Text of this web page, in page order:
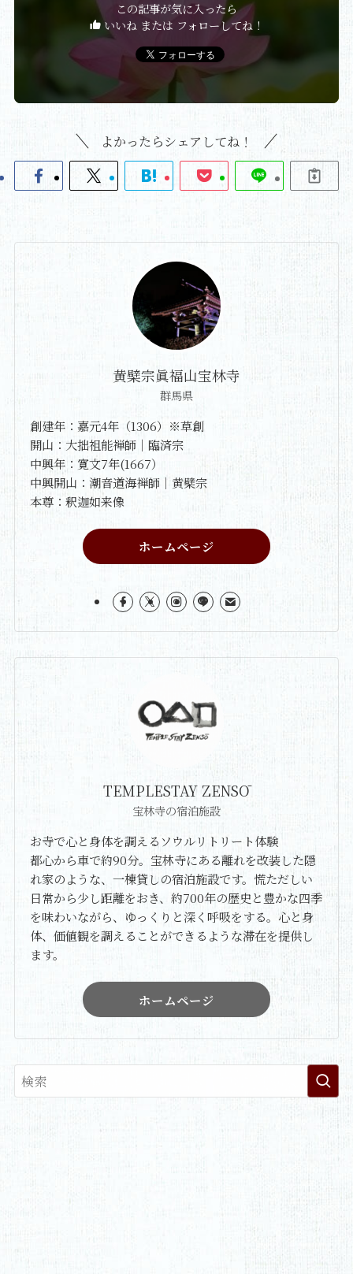
この記事が気に入ったら
いいね または フォローしてね！
よかったらシェアしてね！
黄檗宗眞福山宝林寺
群馬県
創建年：嘉元4年（1306）※草創
開山：大拙祖能禅師｜臨済宗
中興年：寛文7年(1667）
中興開山：潮音道海禅師｜黄檗宗
本尊：釈迦如来像
ホームページ
TEMPLESTAY ZENSŌ
宝林寺の宿泊施設
お寺で心と身体を調えるソウルリトリート体験
都心から車で約90分。宝林寺にある離れを改装した隠
れ家のような、一棟貸しの宿泊施設です。慌ただしい
日常から少し距離をおき、約700年の歴史と豊かな四季
を味わいながら、ゆっくりと深く呼吸をする。心と身
体、価値観を調えることができるような滞在を提供し
ます。
ホームページ